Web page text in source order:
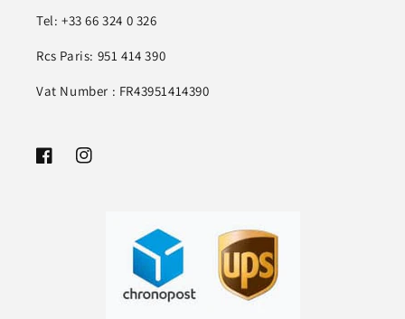
Tel: +33 66 324 0 326
Rcs Paris: 951 414 390
Vat Number : FR43951414390
FacebookInstagram